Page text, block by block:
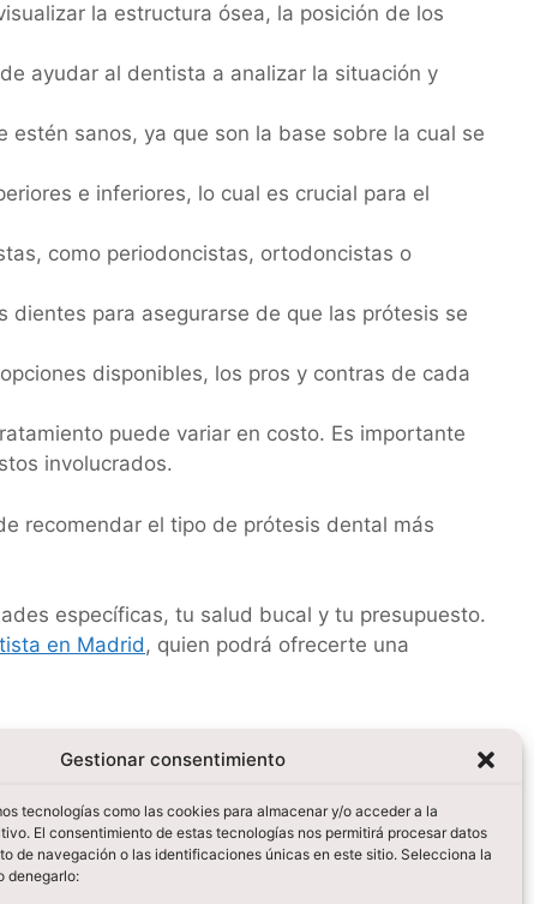
Gestionar consentimiento
tecnologías como las cookies para almacenar y/o acceder a la
El consentimiento de estas tecnologías nos permitirá procesar datos
de navegación o las identificaciones únicas en este sitio. Selecciona la
denegarlo:
la estructura ósea, la posición de los
ayudar al dentista a analizar la situación y
estén sanos, ya que son la base sobre la cual se
e inferiores, lo cual es crucial para el
como periodoncistas, ortodoncistas o
para asegurarse de que las prótesis se
disponibles, los pros y contras de cada
puede variar en costo. Es importante
involucrados.
recomendar el tipo de prótesis dental más
específicas, tu salud bucal y tu presupuesto.
en Madrid, quien podrá ofrecerte una